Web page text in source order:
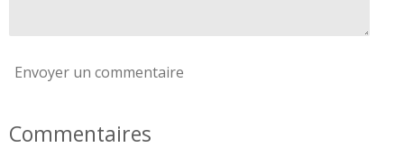
Envoyer un commentaire
Commentaires